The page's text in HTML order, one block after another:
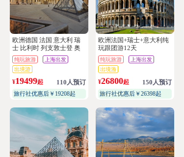
欧洲德国 法国 意大利 瑞
士 比利时 列支敦士登 奥
地利纯玩跟团游12天
纯玩旅游
上海出发
出境游
¥19499起 110人预订
旅行社优惠后￥19208起
欧洲法国+瑞士+意大利纯
玩跟团游12天
纯玩旅游
上海出发
出境游
¥26800起 150人预订
旅行社优惠后￥26398起